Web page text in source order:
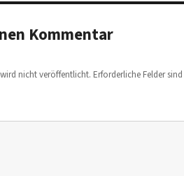
Kommentar
wird nicht veröffentlicht. Erforderliche Felder